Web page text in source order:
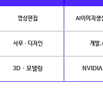
영상편집 AI이미지생
사무 · 디자인 개발.
3D · 모델링